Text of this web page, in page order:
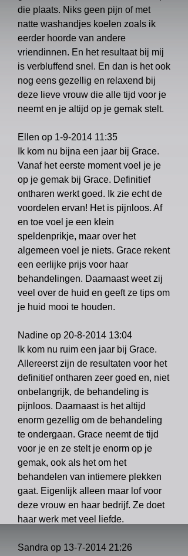
die plaats. Niks geen pijn of met
natte washandjes koelen zoals ik
eerder hoorde van andere
vriendinnen. En het resultaat bij mij
is verbluffend snel. En dan is het ook
nog eens gezellig en relaxend bij
deze lieve vrouw die alle tijd voor je
neemt en je altijd op je gemak stelt.
Ellen op 1-9-2014 11:35
Ik kom nu bijna een jaar bij Grace.
Vanaf het eerste moment voel je je
op je gemak bij Grace. Definitief
ontharen werkt goed. Ik zie echt de
voordelen ervan! Het is pijnloos. Af
en toe voel je een klein
speldenprikje, maar over het
algemeen voel je niets. Grace rekent
een eerlijke prijs voor haar
behandelingen. Daarnaast weet zij
veel over de huid en geeft ze tips om
je huid mooi te houden.
Nadine op 20-8-2014 13:04
Ik kom nu ruim een jaar bij Grace.
Allereerst zijn de resultaten voor het
definitief ontharen zeer goed en, niet
onbelangrijk, de behandeling is
pijnloos. Daarnaast is het altijd
enorm gezellig om de behandeling
te ondergaan. Grace neemt de tijd
voor je en ze stelt je enorm op je
gemak, ook als het om het
behandelen van intiemere plekken
gaat. Eigenlijk alleen maar lof voor
deze vrouw en haar bedrijf. Ze doet
haar werk met veel liefde.
Sandra op 13-7-2014 21:26